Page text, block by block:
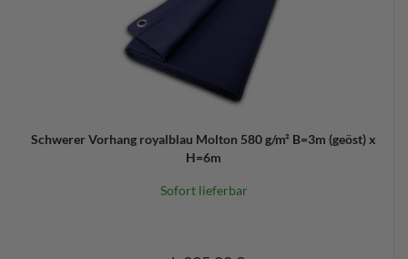
Schwerer Vorhang royalblau Molton 580 g/m² B=3m (geöst) x
H=6m
Sofort lieferbar